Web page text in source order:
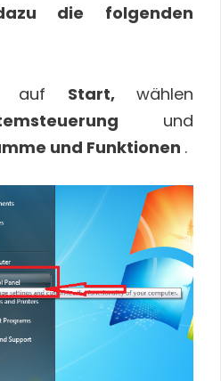
die folgenden
auf Start, wählen
und
und Funktionen .